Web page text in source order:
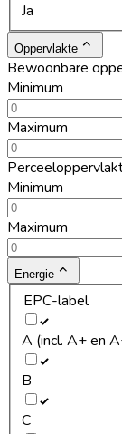
Ja
Oppervlakte
Bewoonbare
Minimum
Maximum
Minimum
Maximum
Energie
EPC-label
A (incl. A+ en
B
C